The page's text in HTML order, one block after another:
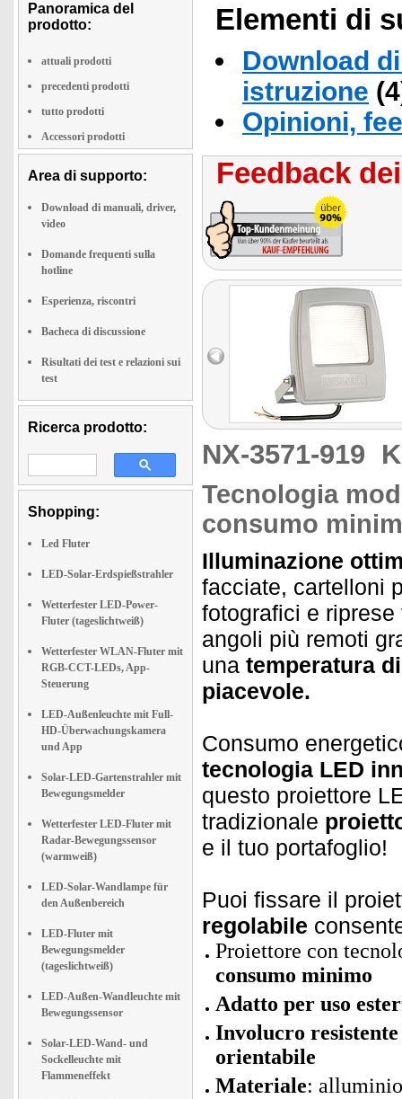
Panoramica del
prodotto:
attuali prodotti
precedenti prodotti
tutto prodotti
Accessori prodotti
Area di supporto:
Download di manuali, driver,
video
Domande frequenti sulla
hotline
Esperienza, riscontri
Bacheca di discussione
Risultati dei test e relazioni sui
test
Ricerca prodotto:
Shopping:
Led Fluter
LED-Solar-Erdspießstrahler
Wetterfester LED-Power-
Fluter (tageslichtweiß)
Wetterfester WLAN-Fluter mit
RGB-CCT-LEDs, App-
Steuerung
LED-Außenleuchte mit Full-
HD-Überwachungskamera
und App
Solar-LED-Gartenstrahler mit
Bewegungsmelder
Wetterfester LED-Fluter mit
Radar-Bewegungssensor
(warmweiß)
LED-Solar-Wandlampe für
den Außenbereich
LED-Fluter mit
Bewegungsmelder
(tageslichtweiß)
LED-Außen-Wandleuchte mit
Bewegungssensor
Solar-LED-Wand- und
Sockelleuchte mit
Flammeneffekt
Elementi di
Download
istruzione
Opinioni,
Feedback
NX-3571-919
Tecnologia
consumo
Illuminazione
facciate, cartelloni
fotografici e
angoli più remoti
una temperatura
piacevole.
Consumo
tecnologia LED
questo proiettore
tradizionale
e il tuo portafoglio!
Puoi fissare il
regolabile
Proiettore con
consumo minimo
Adatto per uso
Involucro
orientabile
Materiale: